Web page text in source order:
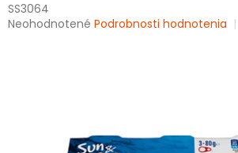
SS3064
Priemerné
Neohodnotené Podrobnosti hodnotenia